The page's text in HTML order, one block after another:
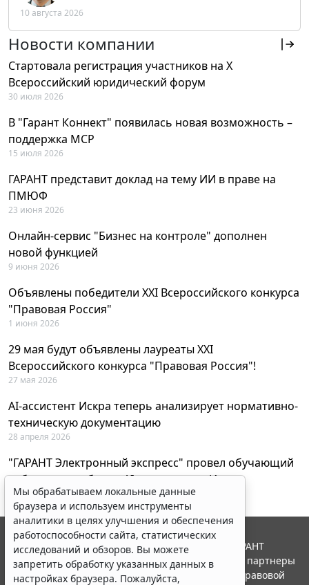
РФ
10 августа 2026
Новости компании
Стартовала регистрация участников на X
Всероссийский юридический форум
30 июля 2026
В "Гарант Коннект" появилась новая возможность –
поддержка MCP
15 июля 2026
ГАРАНТ представит доклад на тему ИИ в праве на
ПМЮФ
23 июня 2026
Онлайн-сервис "Бизнес на контроле" дополнен
новой функцией
9 июня 2026
Объявлены победители XXI Всероссийского конкурса
"Правовая Россия"
1 июня 2026
29 мая будут объявлены лауреаты XXI
Всероссийского конкурса "Правовая Россия"!
27 мая 2026
AI-ассистент Искра теперь анализирует нормативно-
техническую документацию
28 апреля 2026
"ГАРАНТ Электронный экспресс" провел обучающий
вебинар по работе с AI-ассистентом Искра
23 апреля 2026
Мы обрабатываем локальные данные
браузера и используем инструменты
аналитики в целях улучшения и обеспечения
работоспособности сайта, статистических
исследований и обзоров. Вы можете
запретить обработку указанных данных в
настройках браузера. Пожалуйста,
© ООО "НПП "ГАРАНТ-СЕРВИС", 2026. Система ГАРАНТ
выпускается с 1990 года. Компания "Гарант" и ее партнеры
являются участниками Российской ассоциации правовой